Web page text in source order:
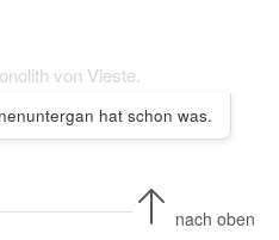
hat schon was.
nach oben